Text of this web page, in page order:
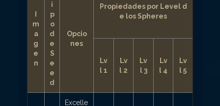
m
a
g
e
n
i
p
o
d
e
S
e
e
d
Opcio
nes
Propiedades por Level d
e los Spheres
Lv
l 1
Lv
l 2
Lv
l 3
Lv
l 4
Lv
l 5
Excelle